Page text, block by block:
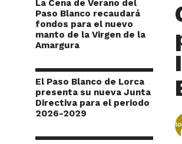
La Cena de Verano del
Paso Blanco recaudará
fondos para el nuevo
manto de la Virgen de la
Amargura
El Paso Blanco de Lorca
presenta su nueva Junta
Directiva para el periodo
2026-2029